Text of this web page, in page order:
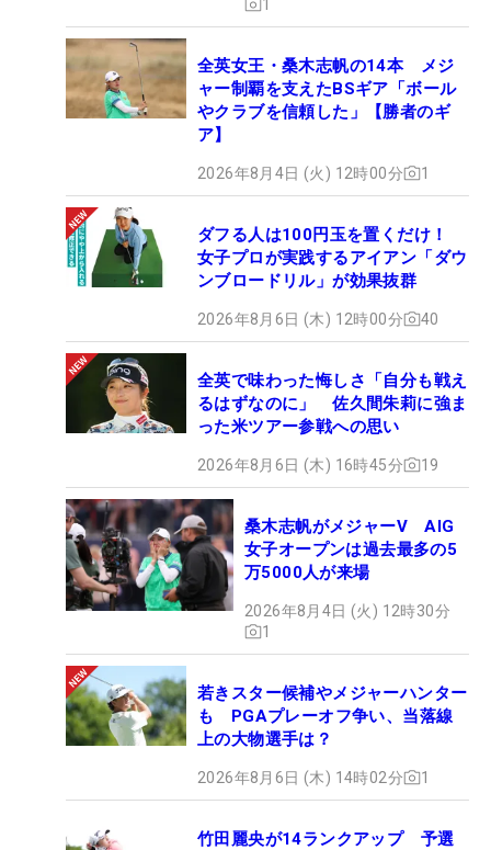
1
全英女王・桑木志帆の14本 メジ
ャー制覇を支えたBSギア「ボール
やクラブを信頼した」【勝者のギ
ア】
2026年8月4日 (火) 12時00分 1
ダフる人は100円玉を置くだけ！
女子プロが実践するアイアン「ダウ
ンブロードリル」が効果抜群
2026年8月6日 (木) 12時00分 40
全英で味わった悔しさ「自分も戦え
るはずなのに」 佐久間朱莉に強ま
った米ツアー参戦への思い
2026年8月6日 (木) 16時45分 19
桑木志帆がメジャーV AIG
女子オープンは過去最多の5
万5000人が来場
2026年8月4日 (火) 12時30分
1
若きスター候補やメジャーハンター
も PGAプレーオフ争い、当落線
上の大物選手は？
2026年8月6日 (木) 14時02分 1
竹田麗央が14ランクアップ 予選